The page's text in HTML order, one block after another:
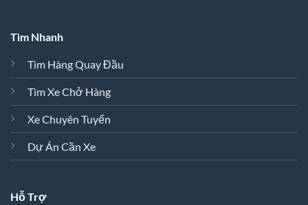
Tìm Nhanh
Tìm Hàng Quay Đầu
Tìm Xe Chở Hàng
Xe Chuyên Tuyến
Dự Án Cần Xe
Hỗ Trợ